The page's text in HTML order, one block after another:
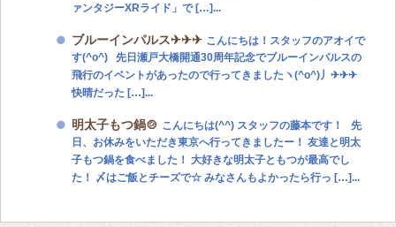
ァンタジーXRライド」で […]...
ブルーインパルス✈✈✈ こんにちは！スタッフのアオイで
す(^o^) 先日瀬戸大橋開通30周年記念でブルーインパルスの
飛行のイベントがあったので行ってきましたヽ(^o^)丿✈✈✈
快晴だった […]...
明太子もつ鍋🍲 こんにちは(^^) スタッフの藤本です！ 先
日、お休みをいただき東京へ行ってきましたー！ 友達と明太
子もつ鍋を食べました！ 大好きな明太子ともつが最高でし
た！ 〆はご飯とチーズで☆ みなさんもよかったら行っ […]...